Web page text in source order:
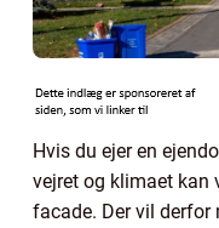
Hvis du ejer en
vejret og klimaet
facade. Der vil derfor